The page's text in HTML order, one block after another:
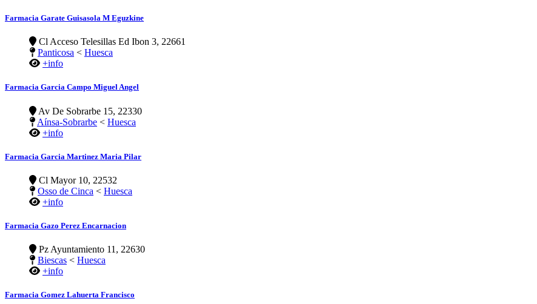
Farmacia Garate Guisasola M Eguzkine
Cl Acceso Telesillas Ed Ibon 3, 22661
Panticosa < Huesca
+info
Farmacia Garcia Campo Miguel Angel
Av De Sobrarbe 15, 22330
Aínsa-Sobrarbe < Huesca
+info
Farmacia Garcia Martinez Maria Pilar
Cl Mayor 10, 22532
Osso de Cinca < Huesca
+info
Farmacia Gazo Perez Encarnacion
Pz Ayuntamiento 11, 22630
Biescas < Huesca
+info
Farmacia Gomez Lahuerta Francisco